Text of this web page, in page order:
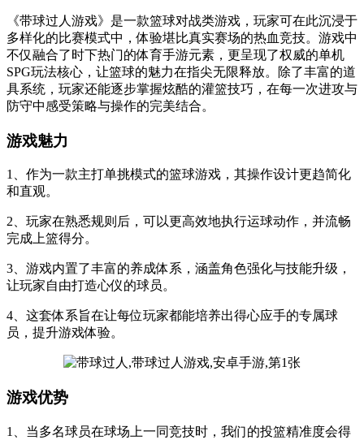
《带球过人游戏》是一款篮球对战类游戏，玩家可在此沉浸于
多样化的比赛模式中，体验堪比真实赛场的热血竞技。游戏中
不仅融合了时下热门的体育手游元素，更呈现了权威的单机
SPG玩法核心，让篮球的魅力在指尖无限释放。除了丰富的道
具系统，玩家还能逐步掌握炫酷的灌篮技巧，在每一次进攻与
防守中感受策略与操作的完美结合。
游戏魅力
1、作为一款主打单挑模式的篮球游戏，其操作设计更趋简化
和直观。
2、玩家在熟悉规则后，可以更高效地执行运球动作，并流畅
完成上篮得分。
3、游戏内置了丰富的养成体系，涵盖角色强化与技能升级，
让玩家自由打造心仪的球员。
4、这套体系旨在让每位玩家都能培养出得心应手的专属球
员，提升游戏体验。
游戏优势
1、当多名球员在球场上一同竞技时，我们的投篮精准度会得